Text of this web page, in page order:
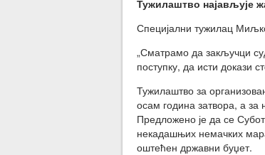
Тужилаштво најављује
Специјални тужилац
„Сматрамо да закључци
поступку, да исти докази
Тужилаштво за
осам година затвора, а за
Предложено је да се
некадашњих немачких
оштећен државни буџет.